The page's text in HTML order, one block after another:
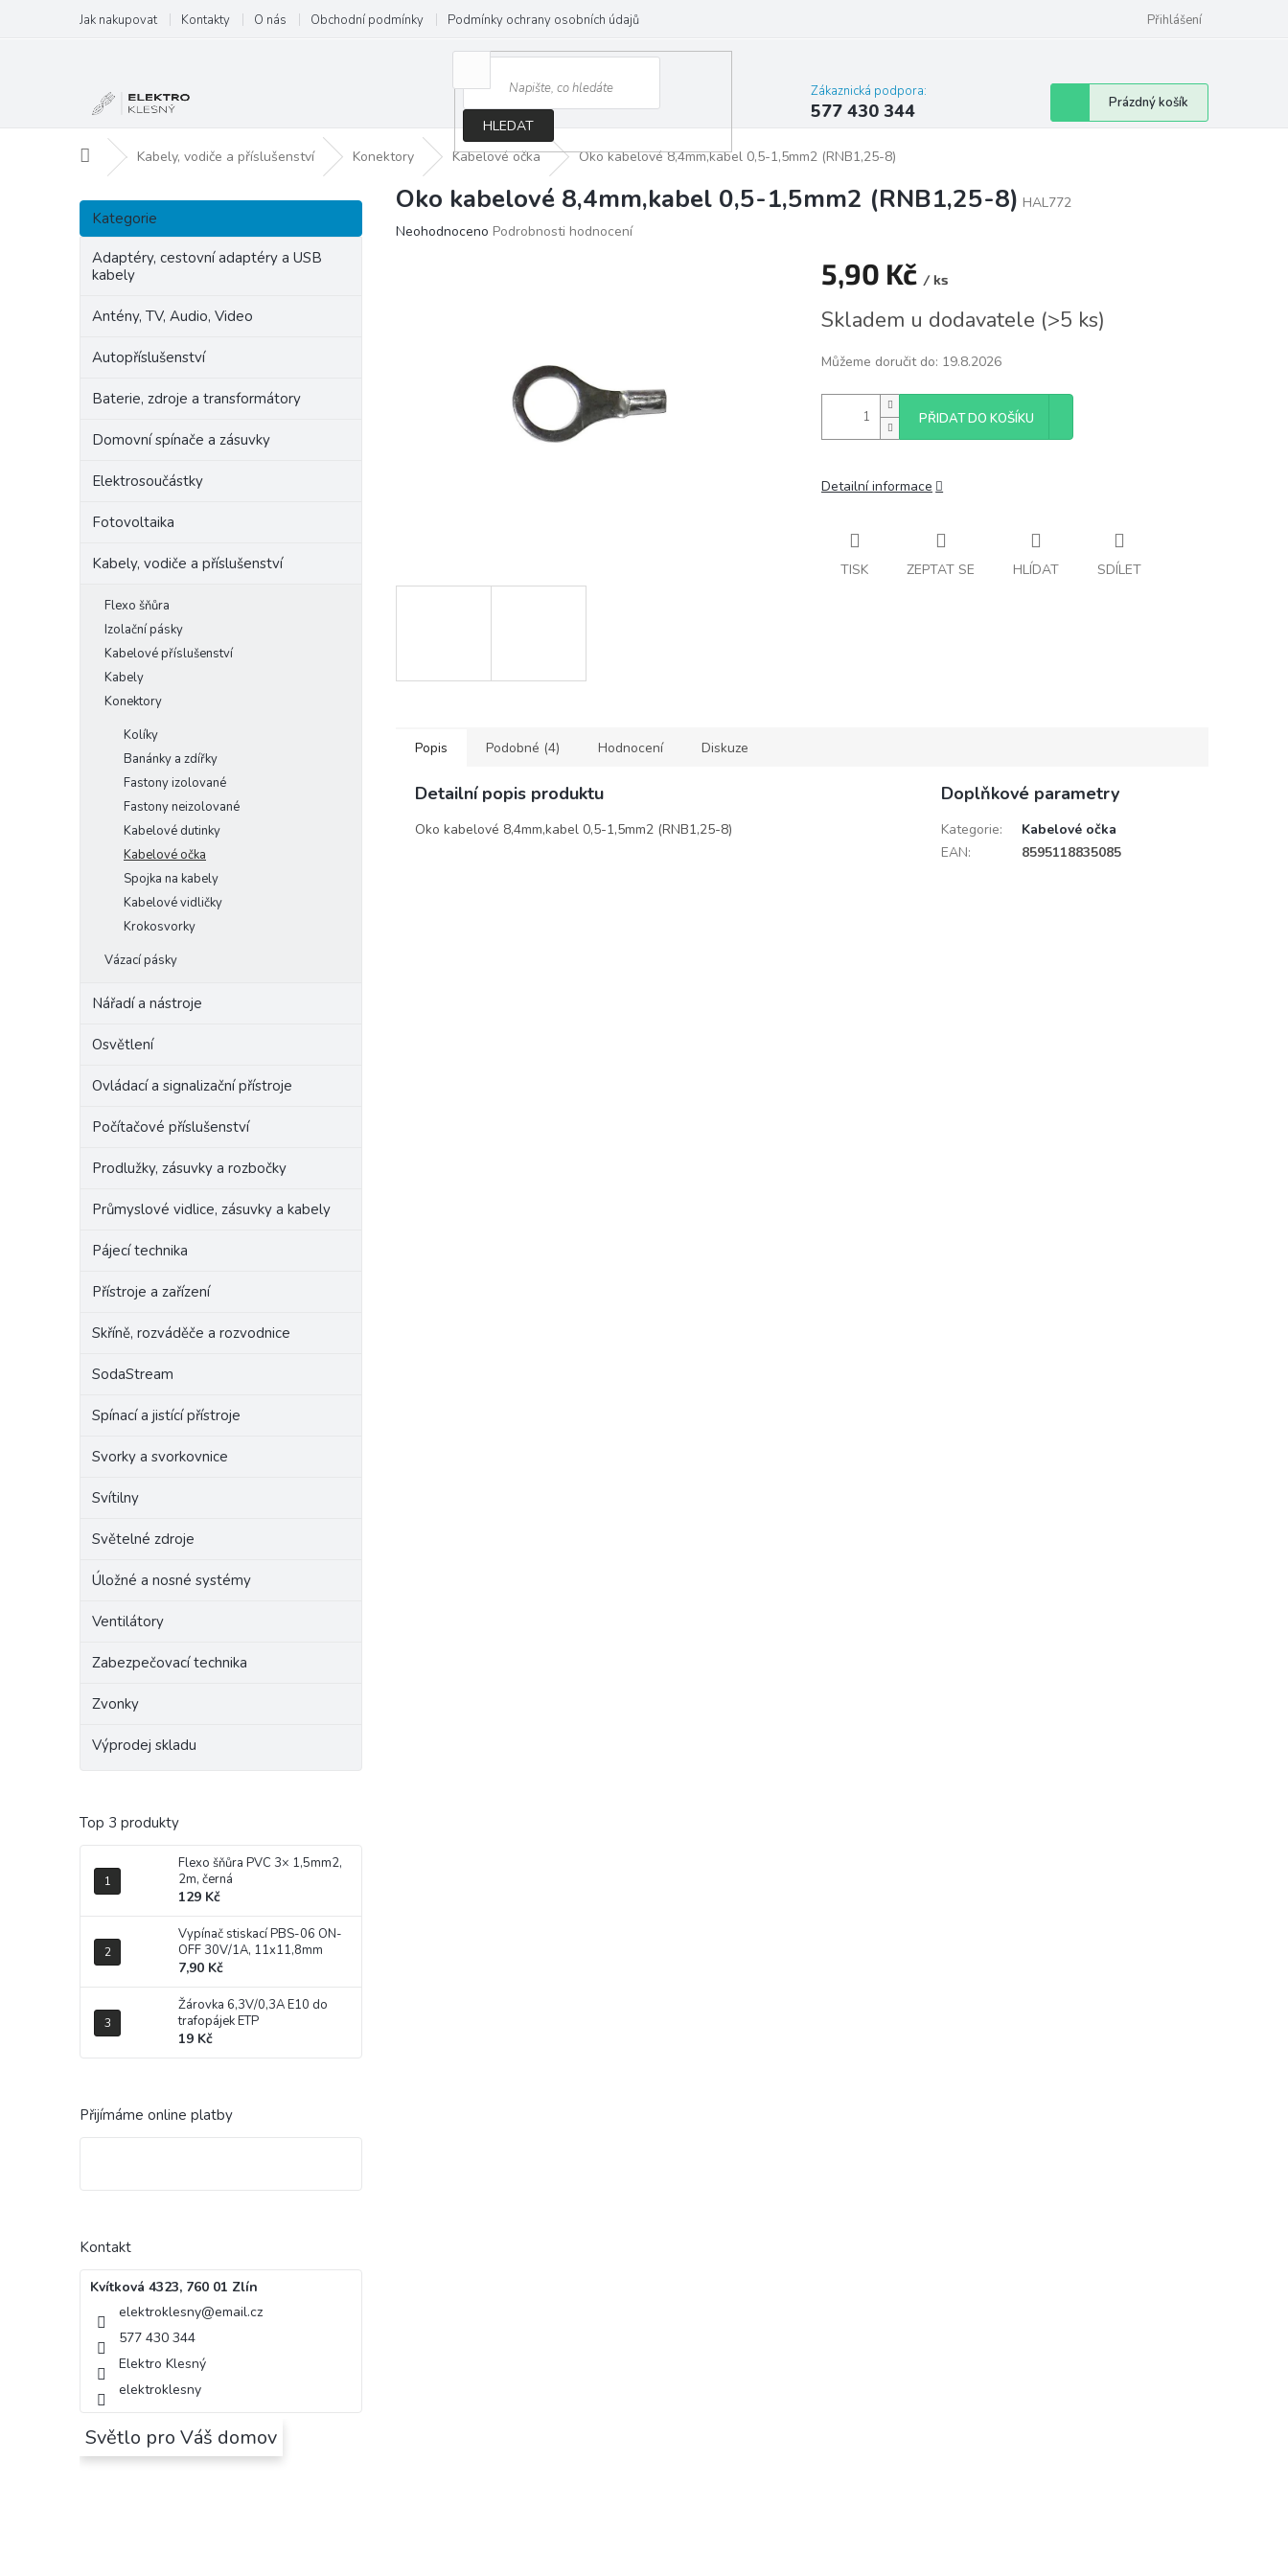
obsah
Jak nakupovat Kontakty O nás Obchodní podmínky Podmínky ochrany osobních údajů Přihlášení
HLEDAT
Zákaznická podpora:
577 430 344
Nákupní
košík
Prázdný košík
Domů Kabely, vodiče a příslušenství Konektory Kabelové očka Oko kabelové 8,4mm,kabel 0,5-1,5mm2 (RNB1,25-8)
P
s
Přeskočit
kategorie
Kategorie
Adaptéry, cestovní adaptéry a USB
kabely
Antény, TV, Audio, Video
Autopříslušenství
Baterie, zdroje a transformátory
Domovní spínače a zásuvky
Elektrosoučástky
Fotovoltaika
Kabely, vodiče a příslušenství
Flexo šňůra
Izolační pásky
Kabelové příslušenství
Kabely
Konektory
Kolíky
Banánky a zdířky
Fastony izolované
Fastony neizolované
Kabelové dutinky
Kabelové očka
Spojka na kabely
Kabelové vidličky
Krokosvorky
Vázací pásky
Nářadí a nástroje
Osvětlení
Ovládací a signalizační přístroje
Počítačové příslušenství
Prodlužky, zásuvky a rozbočky
Průmyslové vidlice, zásuvky a kabely
Pájecí technika
Přístroje a zařízení
Skříně, rozváděče a rozvodnice
SodaStream
Spínací a jistící přístroje
Svorky a svorkovnice
Svítilny
Světelné zdroje
Úložné a nosné systémy
Ventilátory
Zabezpečovací technika
Zvonky
Výprodej skladu
Top 3 produkty
Flexo šňůra PVC 3× 1,5mm2,
2m, černá
129 Kč
Vypínač stiskací PBS-06 ON-
OFF 30V/1A, 11x11,8mm
7,90 Kč
Žárovka 6,3V/0,3A E10 do
trafopájek ETP
19 Kč
Přijímáme online platby
Kontakt
Kvítková 4323, 760 01 Zlín
elektroklesny@email.cz
577 430 344
Elektro Klesný
elektroklesny
Světlo pro Váš domov
Oko kabelové 8,4mm,kabel 0,5-1,5mm2 (RNB1,25-8) HAL772
Průměrné
Neohodnoceno Podrobnosti hodnocení
5,90 Kč / ks
cena:
Skladem u dodavatele (>5 ks)
Můžeme doručit do: 19.8.2026
PŘIDAT DO KOŠÍKU
Detailní informace
TISK ZEPTAT SE HLÍDAT SDÍLET
Popis Podobné (4) Hodnocení Diskuze
Detailní popis produktu
Oko kabelové 8,4mm,kabel 0,5-1,5mm2 (RNB1,25-8)
Doplňkové parametry
Kategorie:
Kabelové očka
EAN: 8595118835085